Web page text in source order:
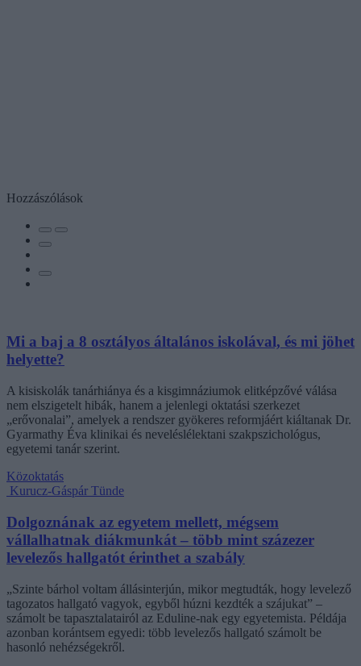
Hozzászólások
Mi a baj a 8 osztályos általános iskolával, és mi jöhet
helyette?
A kisiskolák tanárhiánya és a kisgimnáziumok elitképzővé válása
nem elszigetelt hibák, hanem a jelenlegi oktatási szerkezet
„erővonalai”, amelyek a rendszer gyökeres reformjáért kiáltanak Dr.
Gyarmathy Éva klinikai és neveléslélektani szakpszichológus,
egyetemi tanár szerint.
Közoktatás
Kurucz-Gáspár Tünde
Dolgoznának az egyetem mellett, mégsem
vállalhatnak diákmunkát – több mint százezer
levelezős hallgatót érinthet a szabály
„Szinte bárhol voltam állásinterjún, mikor megtudták, hogy levelező
tagozatos hallgató vagyok, egyből húzni kezdték a szájukat” –
számolt be tapasztalatairól az Eduline-nak egy egyetemista. Példája
azonban korántsem egyedi: több levelezős hallgató számolt be
hasonló nehézségekről.